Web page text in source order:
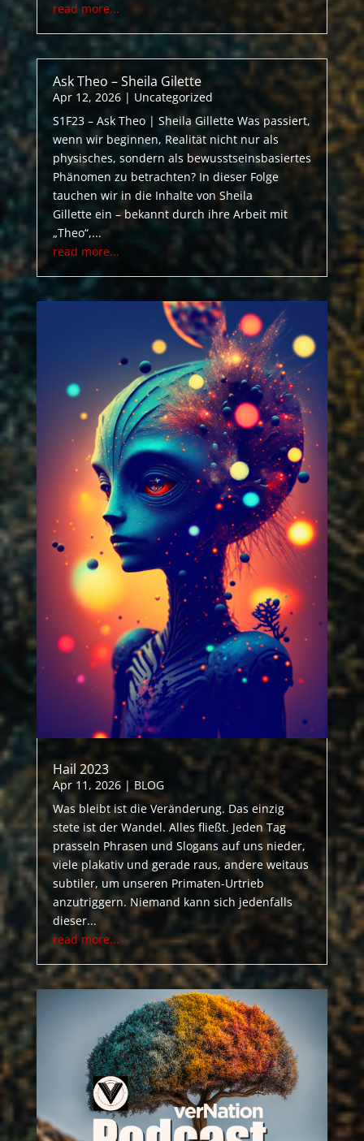
read more...
Ask Theo – Sheila Gilette
Apr 12, 2026| Uncategorized
S1F23 – Ask Theo | Sheila Gillette Was passiert,
wenn wir beginnen, Realität nicht nur als
physisches, sondern als bewusstseinsbasiertes
Phänomen zu betrachten? In dieser Folge
tauchen wir in die Inhalte von Sheila
Gillette ein – bekannt durch ihre Arbeit mit
„Theo“,...
read more...
Hail 2023
Apr 11, 2026| BLOG
Was bleibt ist die Veränderung. Das einzig
stete ist der Wandel. Alles fließt. Jeden Tag
prasseln Phrasen und Slogans auf uns nieder,
viele plakativ und gerade raus, andere weitaus
subtiler, um unseren Primaten-Urtrieb
anzutriggern. Niemand kann sich jedenfalls
dieser...
read more...